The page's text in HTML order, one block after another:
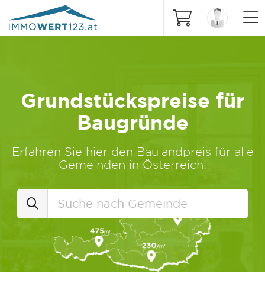
Grundstückspreise für
Baugründe
Erfahren Sie hier den Baulandpreis für alle
Gemeinden in Österreich!